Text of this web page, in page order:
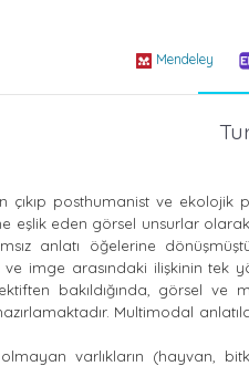
Mendeley
posthumanist ve ekolojik
eşlik eden görsel unsurlar
anlatı öğelerine
ve imge arasındaki ilişkinin
bakıldığında, görsel ve
Multimodal
varlıkların (hayvan,